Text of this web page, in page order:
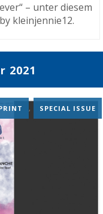
– unter diesem
kleinjennie12.
2021
, SPECIAL ISSUE